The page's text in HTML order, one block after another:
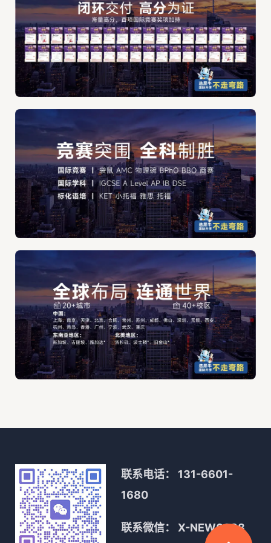
联系电话： 131-6601-
1680
联系微信： X-NEW0088